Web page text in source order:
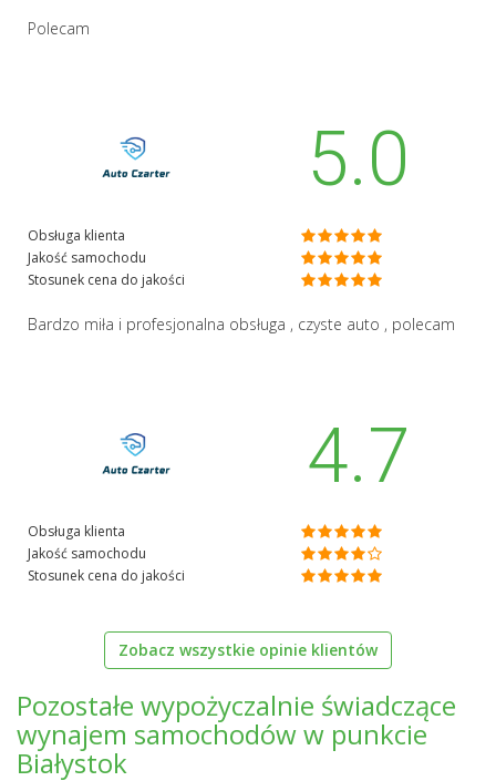
Polecam
5.0
Obsługa klienta
Jakość samochodu
Stosunek cena do jakości
Bardzo miła i profesjonalna obsługa , czyste auto , polecam
4.7
Obsługa klienta
Jakość samochodu
Stosunek cena do jakości
Zobacz wszystkie opinie klientów
Pozostałe wypożyczalnie świadczące
wynajem samochodów w punkcie
Białystok